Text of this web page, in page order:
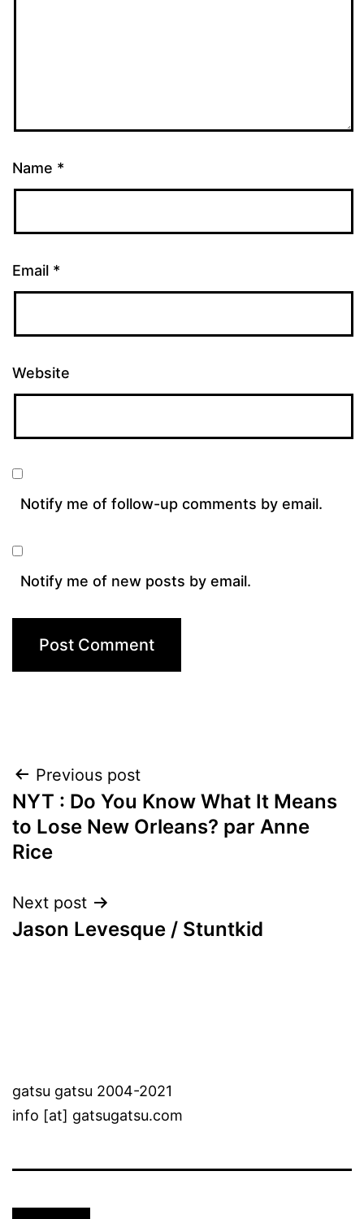
Name *
Email *
Website
Notify me of follow-up comments by email.
Notify me of new posts by email.
Post
navigation
Previous post
NYT : Do You Know What It Means
to Lose New Orleans? par Anne
Rice
Next post
Jason Levesque / Stuntkid
gatsu gatsu 2004-2021
info [at] gatsugatsu.com